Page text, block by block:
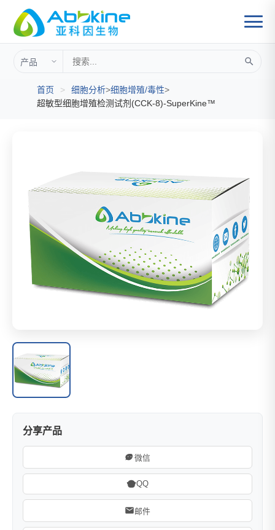
首页 > 细胞分析>细胞增殖/毒性>
超敏型细胞增殖检测试剂(CCK-8)-SuperKine™
分享产品
微信
QQ
邮件